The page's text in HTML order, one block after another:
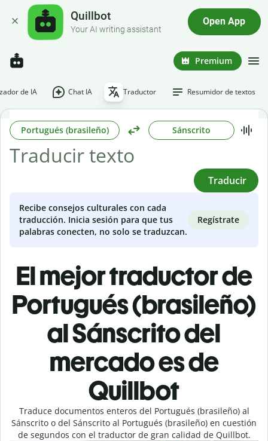
Quillbot
Your AI writing assistant
Open App
Premium
de IA Chat IA Traductor Resumidor de textos
Portugués (brasileño) Sánscrito
Traducir
Recibe consejos culturales con cada
traducción. Inicia sesión para que tus
palabras conecten, no solo se traduzcan.
Regístrate
El mejor traductor de
Portugués (brasileño)
al Sánscrito del
mercado es de
Quillbot
Traduce documentos enteros del Portugués (brasileño) al
Sánscrito o del Sánscrito al Portugués (brasileño) en cuestión
de segundos con el traductor de gran calidad de Quillbot.